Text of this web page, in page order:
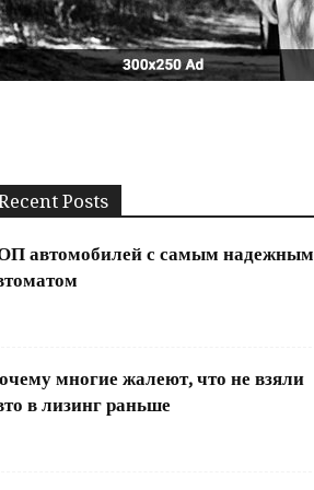
Posts
автомобилей с самым надежным
многие жалеют, что не взяли
в лизинг раньше